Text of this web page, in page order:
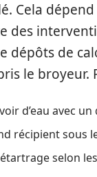
Cela
des
dépôts de
le broyeur.
d’eau avec
récipient sous
selon